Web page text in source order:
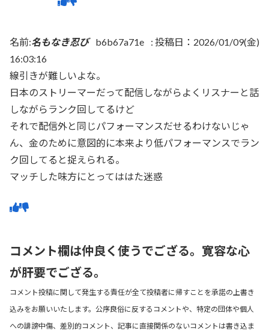
名前:名もなき忍び b6b67a71e : 投稿日：2026/01/09(金)
16:03:16
線引きが難しいよな。
日本のストリーマーだって配信しながらよくリスナーと話
しながらランク回してるけど
それで配信外と同じパフォーマンスだせるわけないじゃ
ん、金のために意図的に本来より低パフォーマンスでラン
ク回してると捉えられる。
マッチした味方にとってははた迷惑
コメント欄は仲良く使うでござる。寛容な心
が肝要でござる。
コメント投稿に関して発生する責任が全て投稿者に帰すことを承諾の上書き
込みをお願いいたします。公序良俗に反するコメントや、特定の団体や個人
への誹謗中傷、差別的コメント、記事に直接関係のないコメントは書き込ま